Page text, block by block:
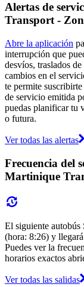
Alertas de
Transport -
Abre la aplicación
interrupción que
desvíos, traslados
cambios en el
te permite
de servicio emitida
puedas planificar tu
o futura.
Ver todas las alertas
Frecuencia del
Martinique
El siguiente autobús
(hora: 8:26) y
Puedes ver la
horarios exactos
Ver todas las salidas